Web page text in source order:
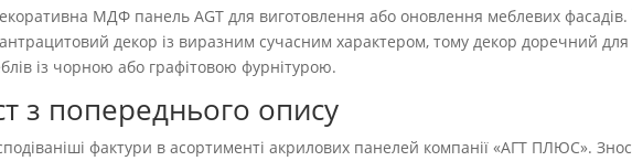
МДФ панель AGT для виготовлення або оновлення меблевих фасадів.
декор із виразним сучасним характером, тому декор доречний для
із чорною або графітовою фурнітурою.
з попереднього опису
фактури в асортименті акрилових панелей компанії «АГТ ПЛЮС».